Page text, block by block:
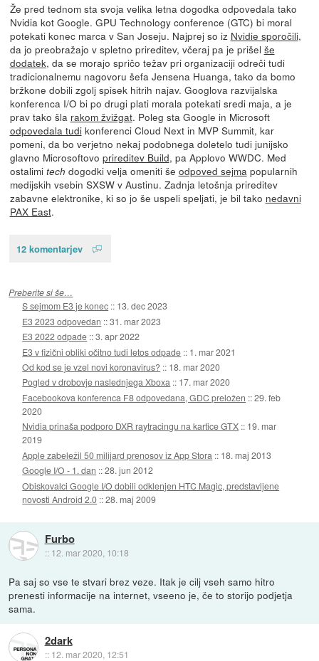
Že pred tednom sta svoja velika letna dogodka odpovedala tako
Nvidia kot Google. GPU Technology conference (GTC) bi moral
potekati konec marca v San Joseju. Najprej so iz Nvidie sporočili,
da jo preobražajo v spletno prireditev, včeraj pa je prišel še
dodatek, da se morajo spričo težav pri organizaciji odreči tudi
tradicionalnemu nagovoru šefa Jensena Huanga, tako da bomo
bržkone dobili zgolj spisek hitrih najav. Googlova razvijalska
konferenca I/O bi po drugi plati morala potekati sredi maja, a je
prav tako šla rakom žvižgat. Poleg sta Google in Microsoft
odpovedala tudikonferenci Cloud Next in MVP Summit, kar
pomeni, da bo verjetno nekaj podobnega doletelo tudi junijsko
glavno Microsoftovo prireditev Build, pa Applovo WWDC. Med
ostalimi tech dogodki velja omeniti še odpoved sejma popularnih
medijskih vsebin SXSW v Austinu. Zadnja letošnja prireditev
zabavne elektronike, ki so jo še uspeli speljati, je bil tako nedavni
PAX East.
12 komentarjev
Preberite si še…
S sejmom E3 je konec :: 13. dec 2023
E3 2023 odpovedan ::31. mar 2023
E3 2022 odpade ::3. apr 2022
E3 v fizični obliki očitno tudi letos odpade :: 1. mar 2021
Od kod se je vzel novi koronavirus? :: 18. mar 2020
Pogled v drobovje naslednjega Xboxa :: 17. mar 2020
Facebookova konferenca F8 odpovedana, GDC preložen ::29. feb
2020
Nvidia prinaša podporo DXR raytracingu na kartice GTX :: 19. mar
2019
Apple zabeležil 50 milijard prenosov iz App Stora :: 18. maj 2013
Google I/O - 1. dan ::28. jun 2012
Obiskovalci Google I/O dobili odklenjen HTC Magic, predstavljene
novosti Android 2.0 ::28. maj 2009
Furbo
:: 12. mar 2020, 10:18
Pa saj so vse te stvari brez veze. Itak je cilj vseh samo hitro
prenesti informacije na internet, vseeno je, če to storijo podjetja
sama.
2dark
:: 12. mar 2020, 12:51